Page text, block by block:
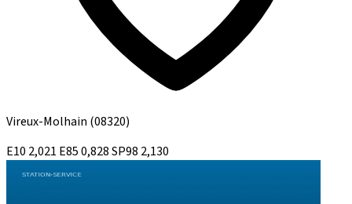
Vireux-Molhain (08320)
E10 2,021 E850,828SP98 2,130